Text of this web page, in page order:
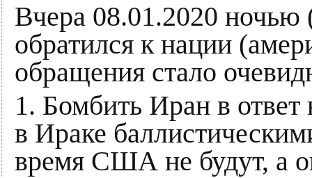
Вчера 08.01.2020
обратился к нации
обращения стало
1. Бомбить Иран в ответ
в Ираке
время США не будут, а